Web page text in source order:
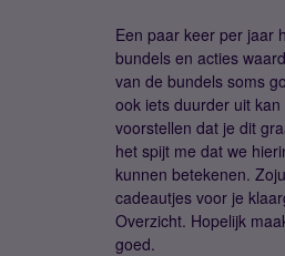
Een paar keer per jaar
bundels en acties
van de bundels soms
ook iets duurder uit
voorstellen dat je dit
het spijt me dat we
kunnen betekenen.
cadeautjes voor je
Overzicht. Hopelijk
goed.